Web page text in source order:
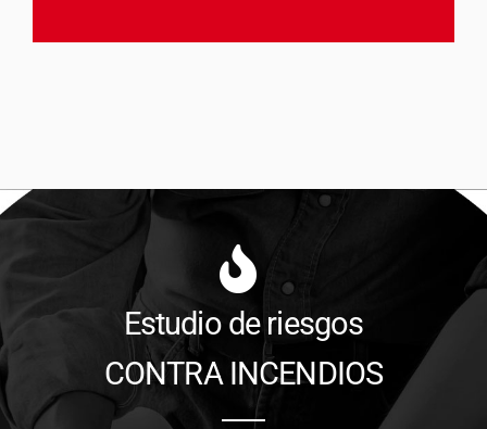
Estudio de riesgos
CONTRA INCENDIOS